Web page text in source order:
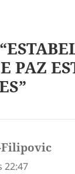
PAZ
Filipovic
22:47